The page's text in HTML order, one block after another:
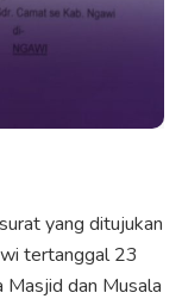
yang ditujukan
tertanggal 23
dan Musala